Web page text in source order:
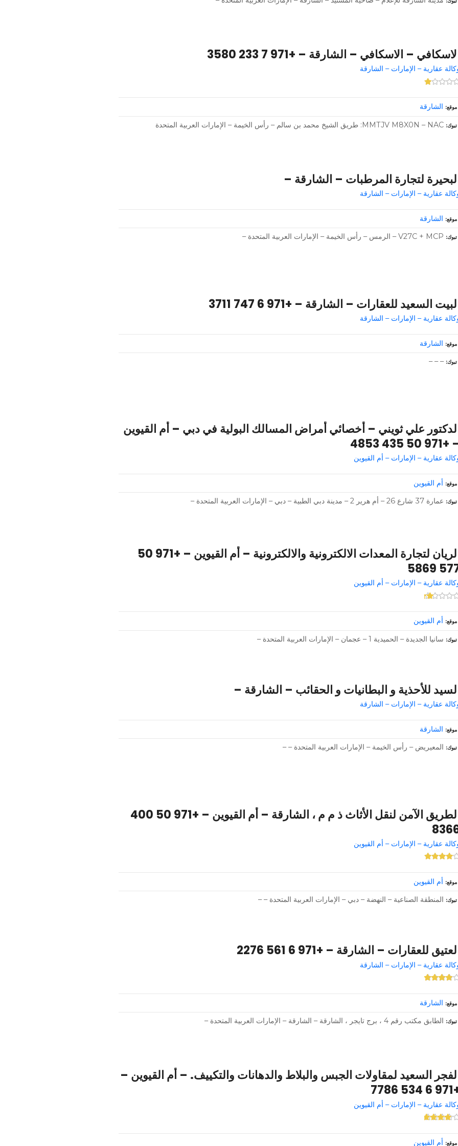
– الاسكافي – الشارقة – +971 7 233 3580
عقارية – الإمارات – الشارقة
موقع الشارقة
تبوك MMTJV M8X0N – NAC: طريق الشيخ محمد بن سالم – رأس الخيمة – الإمارات العربية المتحدة
لتجارة المرطبات – الشارقة –
عقارية – الإمارات – الشارقة
موقع الشارقة
تبوك V27C + MCP – الرمس – رأس الخيمة – الإمارات العربية المتحدة –
السعيد للعقارات – الشارقة – +971 6 747 3711
عقارية – الإمارات – الشارقة
موقع الشارقة
تبوك – – –
علي ثويني – أخصائي أمراض المسالك البولية في دبي – أم القيوين
– +971 50
عقارية – الإمارات – أم القيوين
موقع أم القيوين
تبوك عمارة 37 شارع 26 – أم هرير 2 – مدينة دبي الطبية – دبي – الإمارات العربية المتحدة –
الريان لتجارة المعدات الالكترونية والالكترونية – أم القيوين – +971 50
577
عقارية – الإمارات – أم القيوين
موقع أم القيوين
تبوك سانيا الجديدة – الحميدية 1 – عجمان – الإمارات العربية المتحدة –
للأحذية و البطانيات و الحقائب – الشارقة –
عقارية – الإمارات – الشارقة
موقع الشارقة
تبوك المعيريض – رأس الخيمة – الإمارات العربية المتحدة – –
الطريق الآمن لنقل الأثاث ذ م م ، الشارقة – أم القيوين – +971 50 400
عقارية – الإمارات – أم القيوين
موقع أم القيوين
تبوك المنطقة الصناعية – النهضة – دبي – الإمارات العربية المتحدة – –
للعقارات – الشارقة – +971 6 561 2276
عقارية – الإمارات – الشارقة
موقع الشارقة
تبوك الطابق مكتب رقم 4 ، برج تايجر ، الشارقة – الشارقة – الإمارات العربية المتحدة –
السعيد لمقاولات الجبس والبلاط والدهانات والتكييف. – أم القيوين –
+971
عقارية – الإمارات – أم القيوين
موقع أم القيوين